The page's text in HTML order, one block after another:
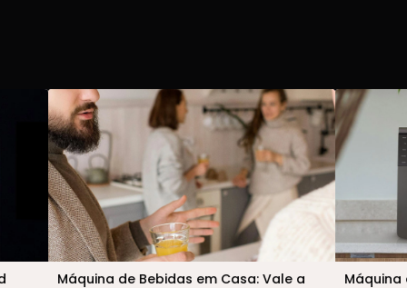
Máquina de Bebidas em Casa: Vale a
Máquina